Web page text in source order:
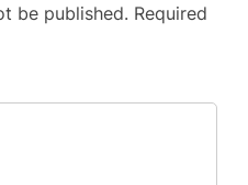
be published. Required